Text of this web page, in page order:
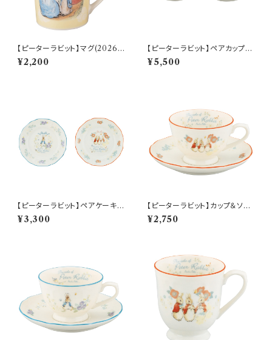
【ピーターラビット】マグ(2026)
【SN2026】PR2026-11
¥2,200
【ピーターラビット】ペアカップ＆
ソーサーセット【PR650】 PR65
0-1
¥5,500
【ピーターラビット】ペアケーキプ
レートセット【PR650】 PR650-
153
¥3,300
【ピーターラビット】カップ＆ソー
サー(シスターズ)【PR650】 PR
652-28
¥2,750